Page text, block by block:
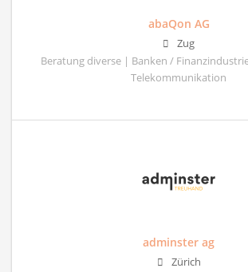
abaQon AG
Zug
Beratung diverse | Banken /
Telekommunikation
adminster ag
Zürich